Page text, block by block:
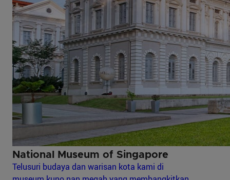
National Museum of Singapore
Telusuri budaya dan warisan kota kami di